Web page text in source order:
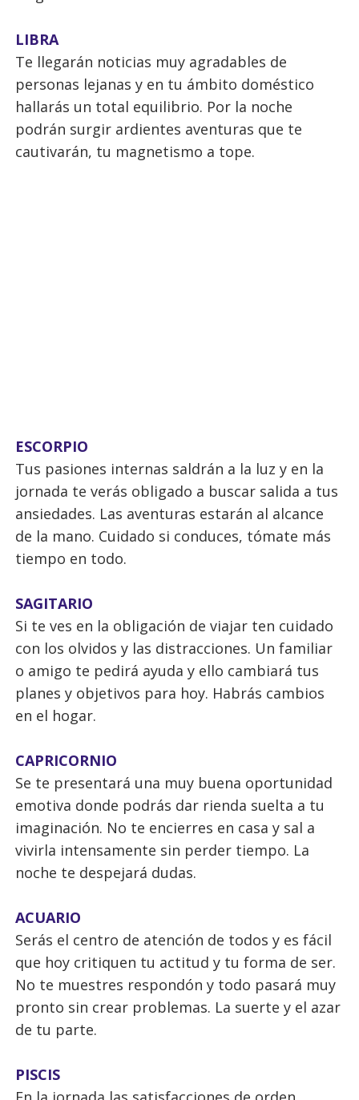
LIBRA
Te llegarán noticias muy agradables de
personas lejanas y en tu ámbito doméstico
hallarás un total equilibrio. Por la noche
podrán surgir ardientes aventuras que te
cautivarán, tu magnetismo a tope.
ESCORPIO
Tus pasiones internas saldrán a la luz y en la
jornada te verás obligado a buscar salida a tus
ansiedades. Las aventuras estarán al alcance
de la mano. Cuidado si conduces, tómate más
tiempo en todo.
SAGITARIO
Si te ves en la obligación de viajar ten cuidado
con los olvidos y las distracciones. Un familiar
o amigo te pedirá ayuda y ello cambiará tus
planes y objetivos para hoy. Habrás cambios
en el hogar.
CAPRICORNIO
Se te presentará una muy buena oportunidad
emotiva donde podrás dar rienda suelta a tu
imaginación. No te encierres en casa y sal a
vivirla intensamente sin perder tiempo. La
noche te despejará dudas.
ACUARIO
Serás el centro de atención de todos y es fácil
que hoy critiquen tu actitud y tu forma de ser.
No te muestres respondón y todo pasará muy
pronto sin crear problemas. La suerte y el azar
de tu parte.
PISCIS